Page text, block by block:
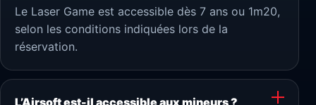
Le Laser Game est accessible dès 7 ans ou 1m20,
selon les conditions indiquées lors de la
réservation.